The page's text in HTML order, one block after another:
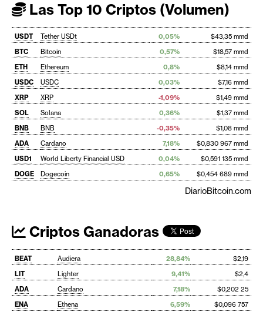
Las Top 10 Criptos (Volumen)
USDT Tether USDt 0,05%
$43,35 mmd
BTC
Bitcoin 0,57%
$18,57 mmd
ETH
Ethereum 0,8%
$8,14 mmd
USDC
USDC 0,03%
$7,16 mmd
XRP
XRP -1,09%
$1,49 mmd
SOL
Solana 0,36%
$1,37 mmd
BNB
BNB -0,35%
$1,08 mmd
ADA
Cardano 7,18%
$0,830 967 mmd
USD1
World Liberty Financial USD 0,04%
$0,591 135 mmd
DOGE
Dogecoin 0,65% $0,454 689 mmd
DiarioBitcoin.com
Criptos Ganadoras
BEAT Audiera 28,84%
$2,19
LIT
Lighter 9,41%
$2,4
ADA
Cardano 7,18%
$0,202 25
ENA
Ethena 6,59%
$0,096 757